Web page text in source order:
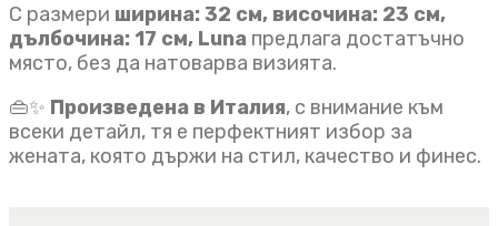
С размери ширина: 32 см, височина: 23 см,
дълбочина: 17 см, Luna предлага достатъчно
място, без да натоварва визията.
👜✨ Произведена в Италия, с внимание към
всеки детайл, тя е перфектният избор за
жената, която държи на стил, качество и финес.